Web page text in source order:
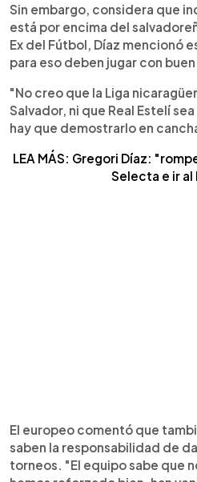
Sin embargo, considera que
está por encima del
Ex del Fútbol, Díaz mencionó
para eso deben jugar con buen
"No creo que la Liga
Salvador, ni que Real Estelí
hay que demostrarlo en
LEA MÁS: Gregori Díaz:
Selecta e ir al
El europeo comentó que
saben la responsabilidad de
torneos. "El equipo sabe que